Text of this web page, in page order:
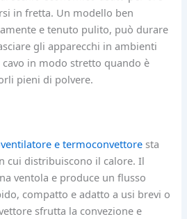
in fretta. Un modello ben
e tenuto pulito, può durare
gli apparecchi in ambienti
in modo stretto quando è
pieni di polvere.
e termoconvettore sta
cui distribuiscono il calore. Il
ventola e produce un flusso
compatto e adatto a usi brevi o
sfrutta la convezione e